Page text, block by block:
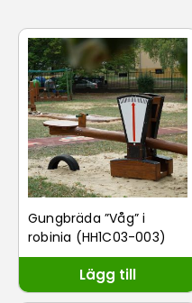
Naturesom även den
obehandlade och
Gungbräda ”Våg” i
robinia (HH1C03-003)
Lägg till